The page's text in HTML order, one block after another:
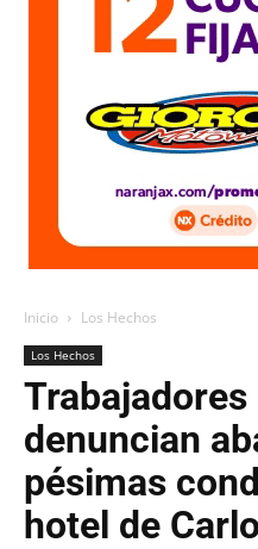
Inicio Los Hechos
Los Hechos
denuncian
pésimas
hotel de